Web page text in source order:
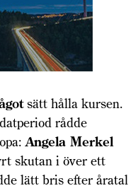
sätt hålla kursen.
rådde
Angela Merkel
skutan i över ett
lätt bris efter åratal